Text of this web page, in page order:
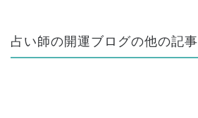
占い師の開運ブログの他の記事